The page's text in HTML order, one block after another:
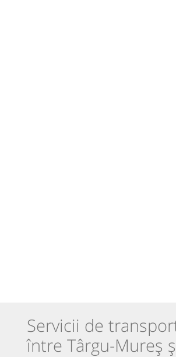
Servicii de
între Târgu-Mureș